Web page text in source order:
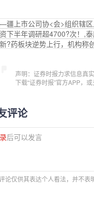
疆上市公司协<会>组织辖
下半年调研超4700?次！,
?药板块逆势上行，机构称
声明：证券时报力求信息真
下载“证券时报”官方APP，
评论
后可以发言
论仅供其表达个人看法，并不表